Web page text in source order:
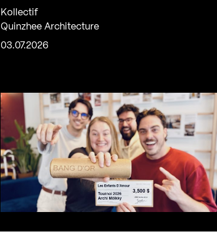
Kollectif
Quinzhee Architecture
03.07.2026